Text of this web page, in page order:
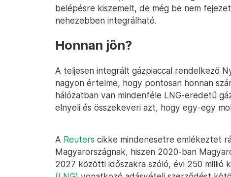
belépésre kiszemelt, de még be nem
nehezebben integrálható.
Honnan jön?
A teljesen integrált gázpiaccal rendelkező
nagyon értelme, hogy pontosan honnan
hálózatban van mindenféle LNG-eredetű
elnyeli és összekeveri azt, hogy egy-egy
A Reuters cikke mindenesetre emlékeztet
Magyarországnak, hiszen 2020-ban
2027 közötti időszakra szóló, évi 250 millió